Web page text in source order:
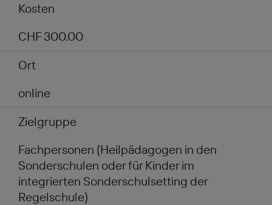
Kosten
CHF 300.00
Ort
online
Zielgruppe
Fachpersonen (Heilpädagogen in den
Sonderschulen oder für Kinder im
integrierten Sonderschulsetting der
Regelschule)